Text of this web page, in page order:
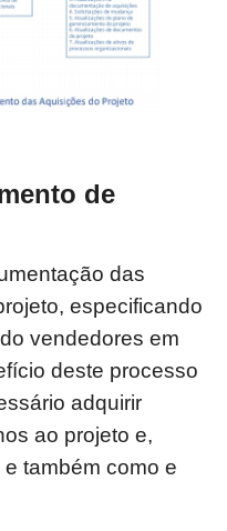
de
das
especificando
vendedores em
deste processo
adquirir
ao projeto e,
também como e